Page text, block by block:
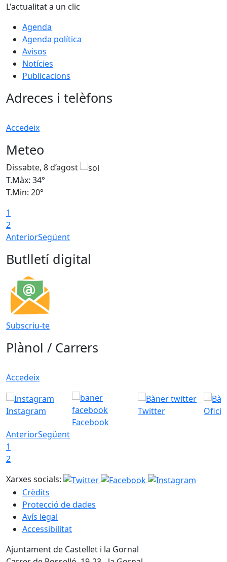
L'actualitat a un clic
Agenda
Agenda política
Avisos
Notícies
Publicacions
Adreces i telèfons
Accedeix
Meteo
Dissabte, 8 d’agost
T.Màx: 34°
T.Min: 20°
1
2
AnteriorSegüent
Butlletí digital
Subscriu-te
Plànol / Carrers
Accedeix
Instagram
Facebook
Twitter
AnteriorSegüent
1
2
Xarxes socials:
Crèdits
Protecció de dades
Avís legal
Accessibilitat
Ajuntament de Castellet i la Gornal